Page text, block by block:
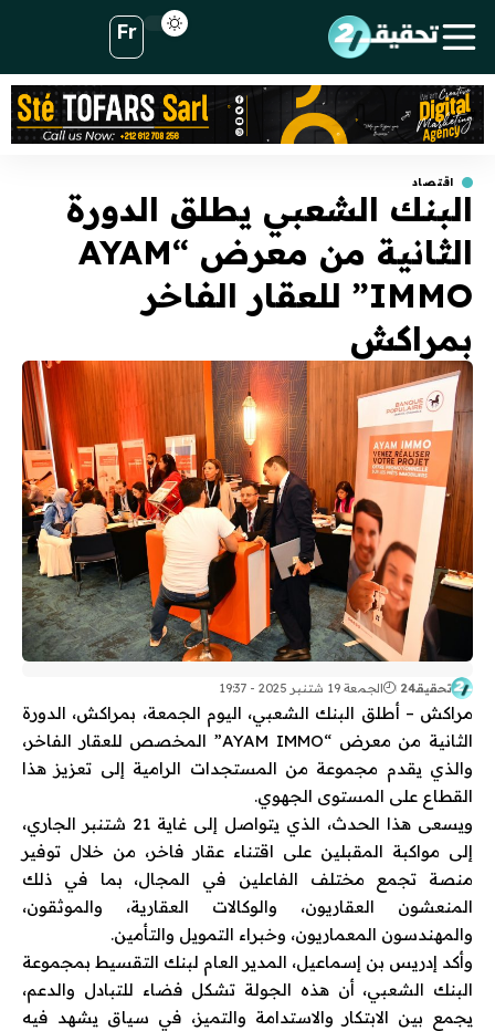
Fr
اقتصاد
البنك الشعبي يطلق الدورة
الثانية من معرض “AYAM
IMMO” للعقار الفاخر
بمراكش
تحقيقـ24 الجمعة 19 شتنبر 2025 - 19:37
مراكش – أطلق البنك الشعبي، اليوم الجمعة، بمراكش، الدورة
الثانية من معرض “AYAM IMMO” المخصص للعقار الفاخر،
والذي يقدم مجموعة من المستجدات الرامية إلى تعزيز هذا
القطاع على المستوى الجهوي.
ويسعى هذا الحدث، الذي يتواصل إلى غاية 21 شتنبر الجاري،
إلى مواكبة المقبلين على اقتناء عقار فاخر، من خلال توفير
منصة تجمع مختلف الفاعلين في المجال، بما في ذلك
المنعشون العقاريون، والوكالات العقارية، والموثقون،
والمهندسون المعماريون، وخبراء التمويل والتأمين.
وأكد إدريس بن إسماعيل، المدير العام لبنك التقسيط بمجموعة
البنك الشعبي، أن هذه الجولة تشكل فضاء للتبادل والدعم،
يجمع بين الابتكار والاستدامة والتميز، في سياق يشهد فيه